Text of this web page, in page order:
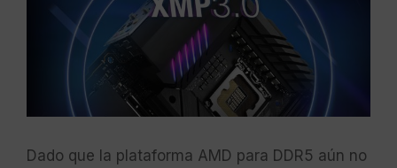
Dado que la plataforma AMD para DDR5 aún no